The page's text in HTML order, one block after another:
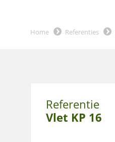
Home Referenties
Referentie
Vlet KP 16